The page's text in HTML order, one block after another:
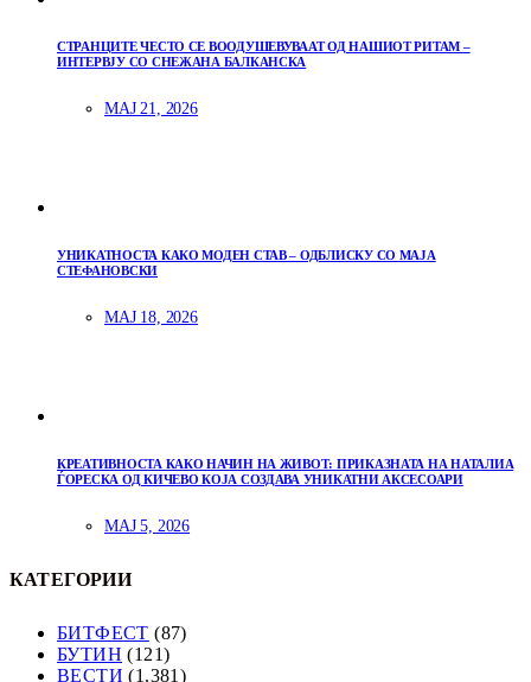
СТРАНЦИТЕ ЧЕСТО СЕ ВООДУШЕВУВААТ ОД НАШИОТ РИТАМ –
ИНТЕРВЈУ СО СНЕЖАНА БАЛКАНСКА
МАЈ 21, 2026
УНИКАТНОСТА КАКО МОДЕН СТАВ – ОДБЛИСКУ СО МАЈА
СТЕФАНОВСКИ
МАЈ 18, 2026
КРЕАТИВНОСТА КАКО НАЧИН НА ЖИВОТ: ПРИКАЗНАТА НА НАТАЛИА
ЃОРЕСКА ОД КИЧЕВО КОЈА СОЗДАВА УНИКАТНИ АКСЕСОАРИ
МАЈ 5, 2026
КАТЕГОРИИ
БИТФЕСТ (87)
БУТИН (121)
ВЕСТИ (1.381)